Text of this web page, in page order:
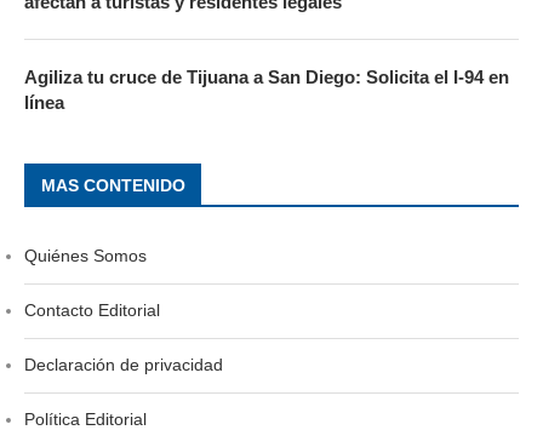
Agiliza tu cruce de Tijuana a San Diego: Solicita el I-94 en
línea
MAS CONTENIDO
Quiénes Somos
Contacto Editorial
Declaración de privacidad
Política Editorial